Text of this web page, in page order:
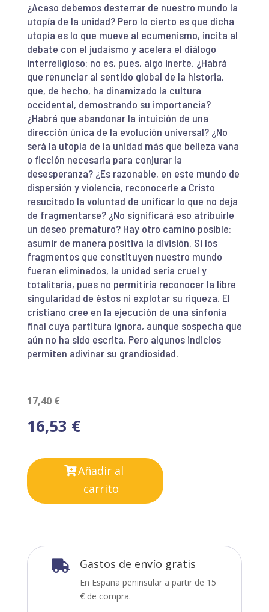
¿Acaso debemos desterrar de nuestro mundo la
utopía de la unidad? Pero lo cierto es que dicha
utopía es lo que mueve al ecumenismo, incita al
debate con el judaísmo y acelera el diálogo
interreligioso: no es, pues, algo inerte. ¿Habrá
que renunciar al sentido global de la historia,
que, de hecho, ha dinamizado la cultura
occidental, demostrando su importancia?
¿Habrá que abandonar la intuición de una
dirección única de la evolución universal? ¿No
será la utopía de la unidad más que belleza vana
o ficción necesaria para conjurar la
desesperanza? ¿Es razonable, en este mundo de
dispersión y violencia, reconocerle a Cristo
resucitado la voluntad de unificar lo que no deja
de fragmentarse? ¿No significará eso atribuirle
un deseo prematuro? Hay otro camino posible:
asumir de manera positiva la división. Si los
fragmentos que constituyen nuestro mundo
fueran eliminados, la unidad sería cruel y
totalitaria, pues no permitiría reconocer la libre
singularidad de éstos ni explotar su riqueza. El
cristiano cree en la ejecución de una sinfonía
final cuya partitura ignora, aunque sospecha que
aún no ha sido escrita. Pero algunos indicios
permiten adivinar su grandiosidad.
17,40€
16,53 €
Añadir al
carrito
 Gastos de envío gratis
En España peninsular a partir de 15
€ de compra.